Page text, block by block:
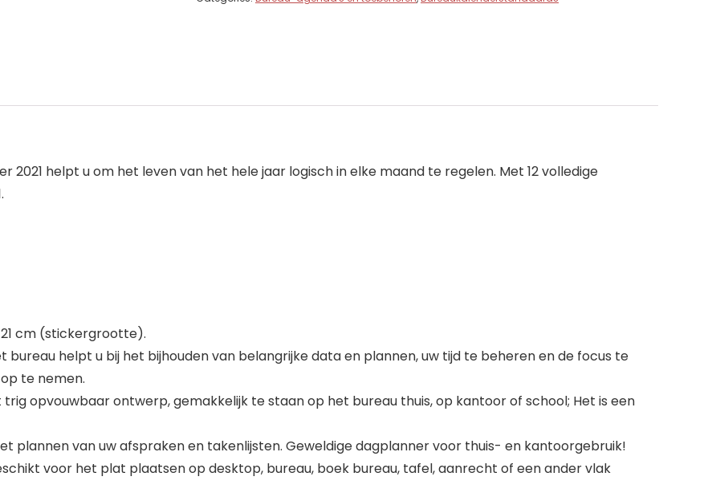
2021 helpt u om het leven van het hele jaar logisch in elke maand te regelen. Met 12 volledige
cm (stickergrootte).
bureau helpt u bij het bijhouden van belangrijke data en plannen, uw tijd te beheren en de focus te
te nemen.
opvouwbaar ontwerp, gemakkelijk te staan op het bureau thuis, op kantoor of school; Het is een
plannen van uw afspraken en takenlijsten. Geweldige dagplanner voor thuis- en kantoorgebruik!
voor het plat plaatsen op desktop, bureau, boek bureau, tafel, aanrecht of een ander vlak